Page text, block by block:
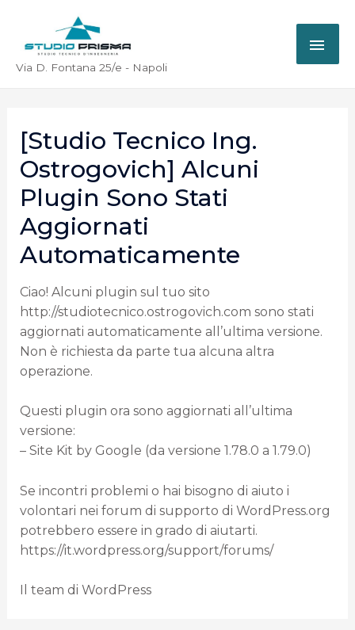
Via D. Fontana 25/e - Napoli
[Studio Tecnico Ing.
Ostrogovich] Alcuni
Plugin Sono Stati
Aggiornati
Automaticamente
Ciao! Alcuni plugin sul tuo sito
http://studiotecnico.ostrogovich.com sono stati
aggiornati automaticamente all’ultima versione.
Non è richiesta da parte tua alcuna altra
operazione.
Questi plugin ora sono aggiornati all’ultima
versione:
– Site Kit by Google (da versione 1.78.0 a 1.79.0)
Se incontri problemi o hai bisogno di aiuto i
volontari nei forum di supporto di WordPress.org
potrebbero essere in grado di aiutarti.
https://it.wordpress.org/support/forums/
Il team di WordPress